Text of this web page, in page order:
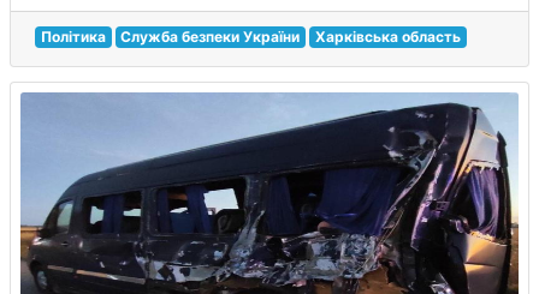
Політика Служба безпеки України Харківська область